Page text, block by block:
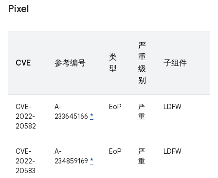
Pixel
CVE 参考编号
类
型
严
重
级
别
子组件
CVE-
2022-
20582
A-
233645166 *
EoP
严
重
LDFW
CVE-
2022-
20583
A-
234859169 *
EoP
严
重
LDFW